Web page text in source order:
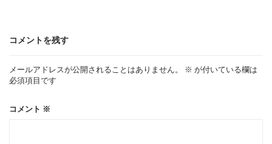
コメントを残す
メールアドレスが公開されることはありません。 ※ が付いている欄は
必須項目です
コメント ※